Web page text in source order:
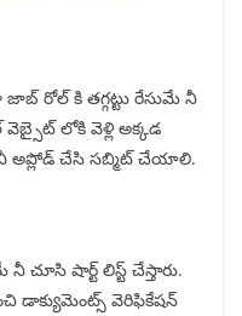
రోల్ కి తగ్గట్టు రేసుమే నీ
లోకి వెళ్లి అక్కడ
అప్లోడ్ చేసి సబ్మిట్ చేయాలి.
చూసి షార్ట్ లిస్ట్ చేస్తారు.
డాక్యుమెంట్స్ వెరిఫికేషన్